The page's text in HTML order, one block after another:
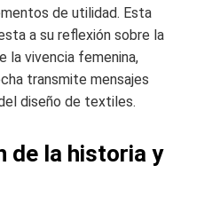
de utilidad. Esta
a su reflexión sobre la
la vivencia femenina,
transmite mensajes
diseño de textiles.
de la historia y